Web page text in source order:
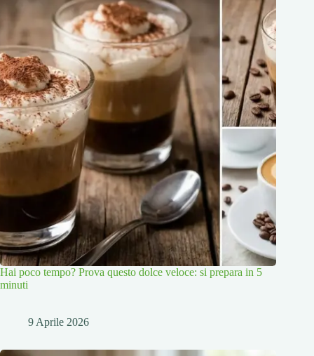
Hai poco tempo? Prova questo dolce veloce: si prepara in 5
minuti
9 Aprile 2026